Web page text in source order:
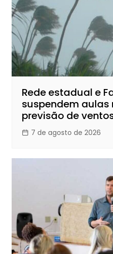
Rede estadual e
suspendem aulas
previsão de
7 de agosto de 2026